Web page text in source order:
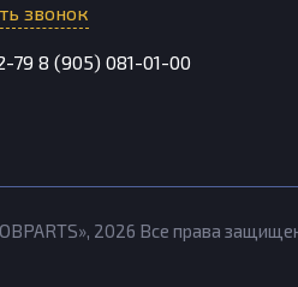
звонок
79 8 (905) 081-01-00
2026 Все права